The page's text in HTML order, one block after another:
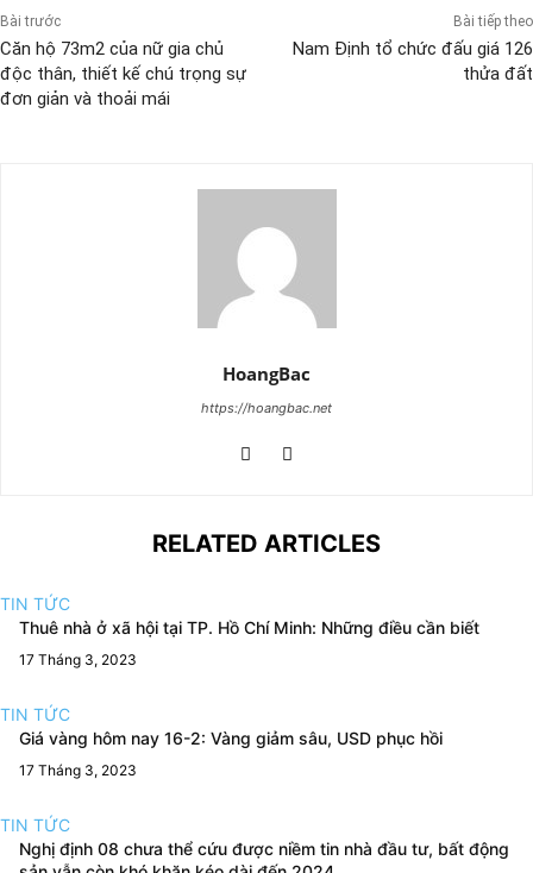
Bài trước
Căn hộ 73m2 của nữ gia chủ
độc thân, thiết kế chú trọng sự
đơn giản và thoải mái
Bài tiếp theo
Nam Định tổ chức đấu giá 126
thửa đất
HoangBac
https://hoangbac.net
RELATED ARTICLES
TIN TỨC
Thuê nhà ở xã hội tại TP. Hồ Chí Minh: Những điều cần biết
17 Tháng 3, 2023
TIN TỨC
Giá vàng hôm nay 16-2: Vàng giảm sâu, USD phục hồi
17 Tháng 3, 2023
TIN TỨC
Nghị định 08 chưa thể cứu được niềm tin nhà đầu tư, bất động